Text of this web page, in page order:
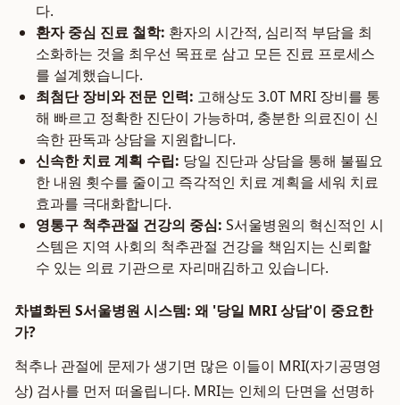
다.
환자 중심 진료 철학: 환자의 시간적, 심리적 부담을 최
소화하는 것을 최우선 목표로 삼고 모든 진료 프로세스
를 설계했습니다.
최첨단 장비와 전문 인력: 고해상도 3.0T MRI 장비를 통
해 빠르고 정확한 진단이 가능하며, 충분한 의료진이 신
속한 판독과 상담을 지원합니다.
신속한 치료 계획 수립: 당일 진단과 상담을 통해 불필요
한 내원 횟수를 줄이고 즉각적인 치료 계획을 세워 치료
효과를 극대화합니다.
영통구 척추관절 건강의 중심: S서울병원의 혁신적인 시
스템은 지역 사회의 척추관절 건강을 책임지는 신뢰할
수 있는 의료 기관으로 자리매김하고 있습니다.
차별화된 S서울병원 시스템: 왜 '당일 MRI 상담'이 중요한
가?
척추나 관절에 문제가 생기면 많은 이들이 MRI(자기공명영
상) 검사를 먼저 떠올립니다. MRI는 인체의 단면을 선명하